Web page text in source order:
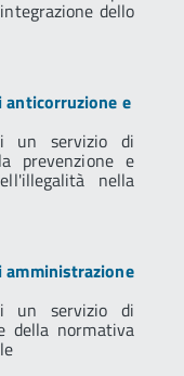
dello
anticorruzione e
un servizio di
prevenzione e
nella
amministrazione
un servizio di
della normativa